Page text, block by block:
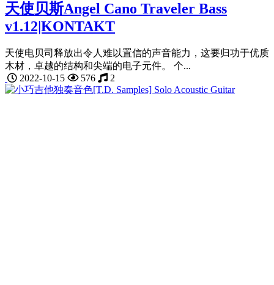
天使贝斯Angel Cano Traveler Bass
v1.12|KONTAKT
天使电贝司释放出令人难以置信的声音能力，这要归功于优质
木材，卓越的结构和尖端的电子元件。 个...
2022-10-15
576 2